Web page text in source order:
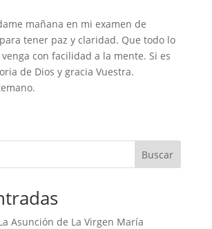
mañana en mi examen de
tener paz y claridad. Que todo lo
con facilidad a la mente. Si es
de Dios y gracia Vuestra.
Buscar
Asunción de La Virgen María